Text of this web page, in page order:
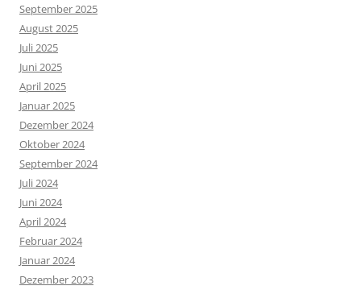
September 2025
August 2025
Juli 2025
Juni 2025
April 2025
Januar 2025
Dezember 2024
Oktober 2024
September 2024
Juli 2024
Juni 2024
April 2024
Februar 2024
Januar 2024
Dezember 2023